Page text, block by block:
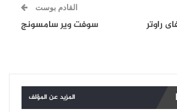
راوتر
القادم بوست
سوفت وير سامسونج
المزيد عن المؤلف